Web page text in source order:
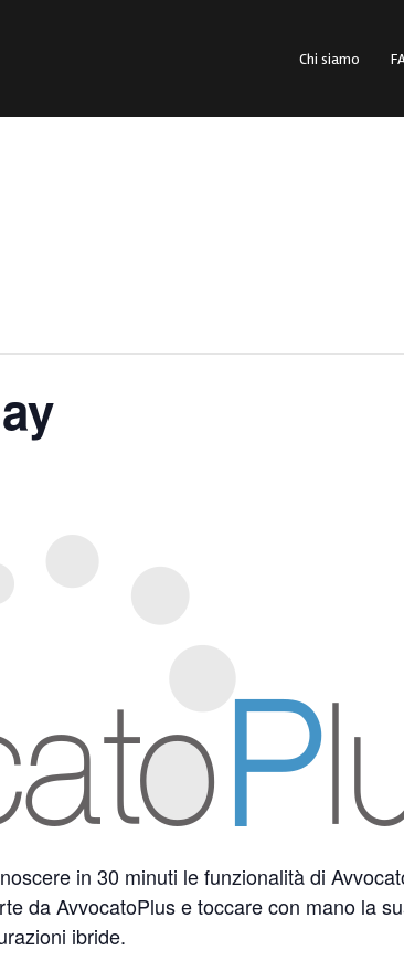
Chi siamo
in 30 minuti le funzionalità di
da AvvocatoPlus e toccare con mano la
ibride.